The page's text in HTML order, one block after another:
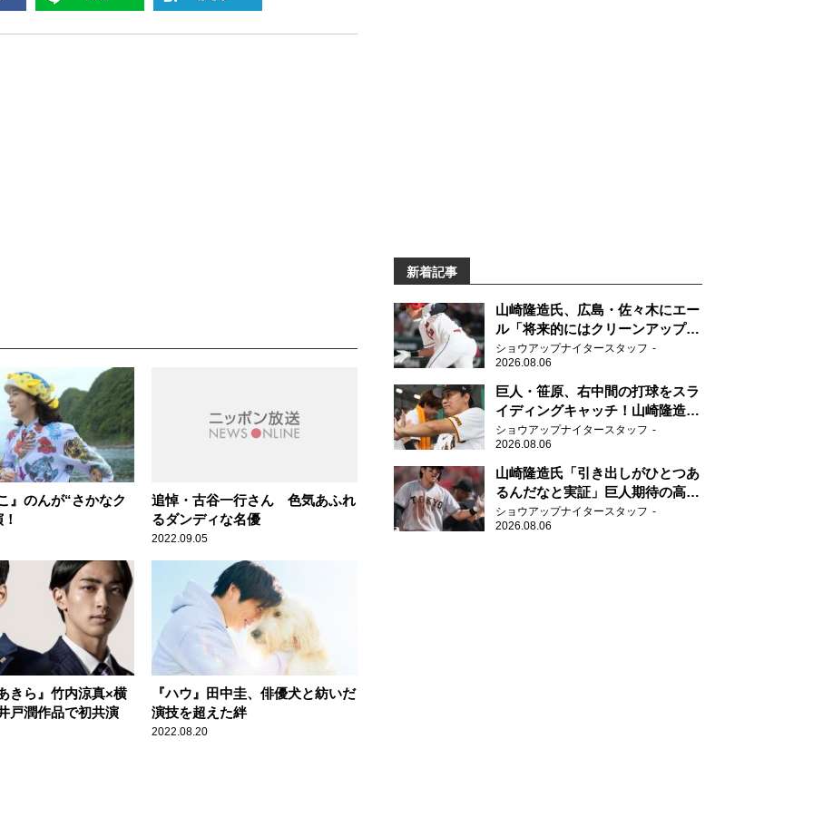
』のんが“さかなク
追悼・古谷一行さん 色気あふれ
るダンディな名優
2022.09.05
きら』竹内涼真×横
戸潤作品で初共演
『ハウ』田中圭、俳優犬と紡いだ
演技を超えた絆
2022.08.20
新着記事
山崎隆造氏、広島・佐々木にエー
ル「将来的にはクリーンアップを
任せられるくらいまでは成長し
て」
ショウアップナイタースタッフ
2026.08.06
巨人・笹原、右中間の打球をスラ
イディングキャッチ！山崎隆造氏
「一歩でも遅れたら…」
ショウアップナイタースタッフ
2026.08.06
山崎隆造氏「引き出しがひとつあ
るんだなと実証」巨人期待の高卒
2年目が技あり安打
ショウアップナイタースタッフ
2026.08.06